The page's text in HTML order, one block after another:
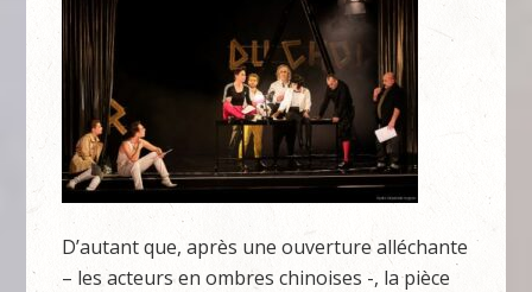
D’autant que, après une ouverture alléchante
– les acteurs en ombres chinoises -, la pièce